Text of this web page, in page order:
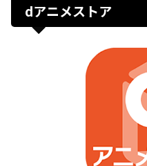
dアニメストア